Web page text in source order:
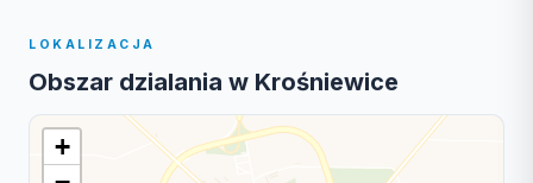
LOKALIZACJA
Obszar dzialania w Krośniewice
+